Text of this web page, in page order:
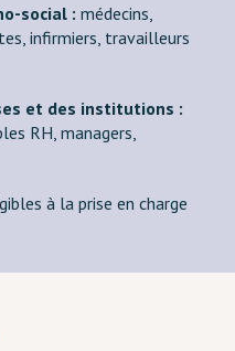
social : médecins,
infirmiers, travailleurs
et des institutions :
RH, managers,
à la prise en charge